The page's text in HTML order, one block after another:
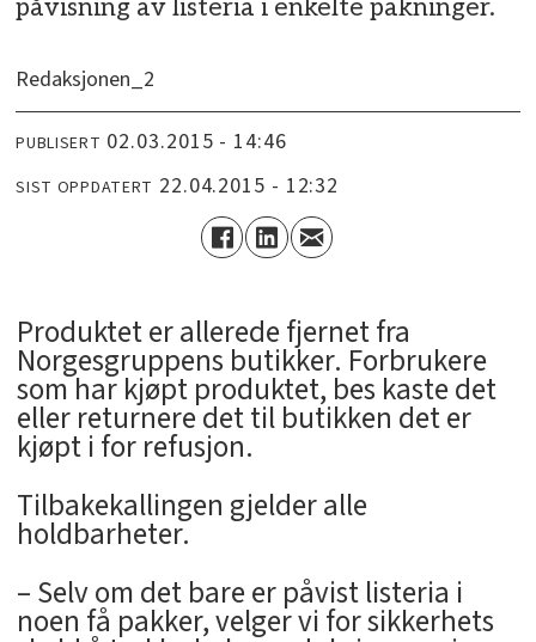
påvisning av listeria i enkelte pakninger.
Redaksjonen_2
PUBLISERT 02.03.2015 - 14:46
SIST OPPDATERT 22.04.2015 - 12:32
Produktet er allerede fjernet fra
Norgesgruppens butikker. Forbrukere
som har kjøpt produktet, bes kaste det
eller returnere det til butikken det er
kjøpt i for refusjon.
Tilbakekallingen gjelder alle
holdbarheter.
– Selv om det bare er påvist listeria i
noen få pakker, velger vi for sikkerhets